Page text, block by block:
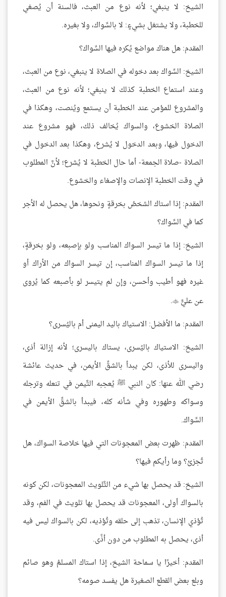
الشيخ: لا ينبغي؛ لأنه نوع من العبث، فالسنة أن يُصغي
للخطبة، ولا يشتغل بشيءٍ: لا بالسِّواك، ولا بغيره.
المقدم: هل هناك مواضع يُكره فيها السِّواك؟
الشيخ: السِّواك بعد دخوله في الصلاة لا ينبغي، نوع من العبث،
وعند استماع الخطبة كذلك لا ينبغي؛ لأنه نوع من العبث،
والمشروع للمؤمن عند الخطبة أن يستمع ويُنصت، وهكذا في
الصلاة الخشوع، والسواك يُخالف ذلك، فهو مشروع عند
الدخول فيها، وبعد الدخول لا يُشرع، وهكذا بعد الدخول في
الصلاة -صلاة الجمعة- أما حال الخطبة لا يُشرع؛ لأنَّ المطلوب
في وقت الخطبة الإنصات والإصغاء والخشوع.
المقدم: إذا استاك الشخصُ بخرقةٍ ونحوها، هل يحصل له الأجر
كما في السِّواك؟
الشيخ: إذا ما تيسر السواك المناسب ولو بإصبعه، ولو بخرقةٍ،
إذا ما تيسر السواك المناسب، إن تيسر السواك من الأراك أو
غيره فهو أطيب وأحسن، وإن لم يتيسر لو بأصبعه كما يُروى
عن عليٍّ 
.
المقدم: ما الأفضل: الاستياك باليد اليمنى أم باليُسرى؟
الشيخ: الاستياك باليُسرى، يستاك باليسرى؛ لأنه إزالة أذى،
واليسرى للأذى، لكن يبدأ بالشقِّ الأيمن، في حديث عائشة
رضي الله عنها: كان النبي ﷺ يُعجبه التَّيمن في تنعله وترجله
وسواكه وطهوره وفي شأنه كله، فيبدأ بالشقِّ الأيمن في
السِّواك.
المقدم: ظهرت بعض المعجونات التي فيها خلاصة السواك، هل
تُجزئ؟ وما رأيكم فيها؟
الشيخ: قد يحصل بها شيء من التَّلويث المعجونات، لكن كونه
بالسواك أولى، المعجونات قد يحصل بها تلويث في الفم، وقد
تُؤذي الإنسان، تذهب إلى حلقه وتُؤذيه، لكن بالسواك ليس فيه
أذى، يحصل به المطلوب من دون أذًى.
المقدم: أخيرًا يا سماحة الشيخ، إذا استاك المسلمُ وهو صائم
وبلع بعض القطع الصغيرة هل يفسد صومه؟